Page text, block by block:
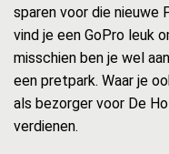
sparen voor die nieuwe
vind je een GoPro leuk
misschien ben je wel
een pretpark. Waar je
als bezorger voor De
verdienen.